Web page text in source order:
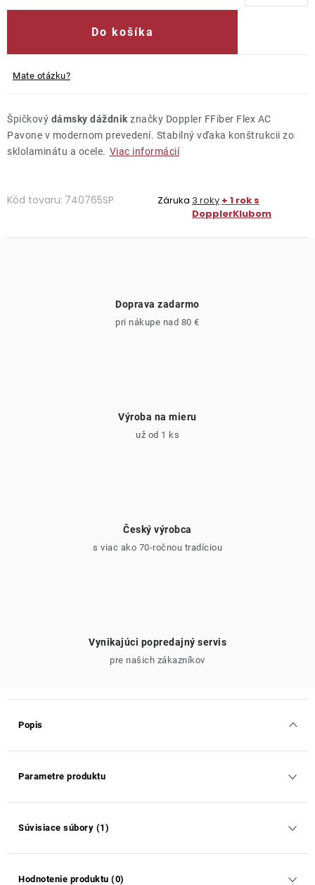
Do košíka
Mate otázku?
Špičkový dámsky dáždnik značky Doppler FFiber Flex AC
Pavone v modernom prevedení. Stabilný vďaka konštrukcii zo
sklolaminátu a ocele. Viac informácií
Kód tovaru: 740765SP Záruka 3 roky + 1 rok s
DopplerKlubom
Doprava zadarmo
pri nákupe nad 80 €
Výroba na mieru
už od 1 ks
Český výrobca
s viac ako 70-ročnou tradíciou
Vynikajúci popredajný servis
pre našich zákazníkov
Popis
Parametre produktu
Súvisiace súbory (1)
Hodnotenie produktu (0)